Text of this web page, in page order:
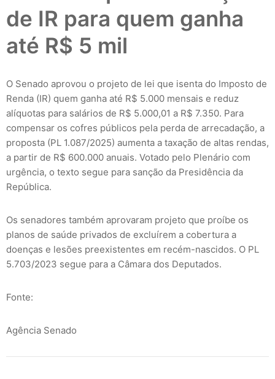
de IR para quem ganha
até R$ 5 mil
O Senado aprovou o projeto de lei que isenta do Imposto de
Renda (IR) quem ganha até R$ 5.000 mensais e reduz
alíquotas para salários de R$ 5.000,01 a R$ 7.350. Para
compensar os cofres públicos pela perda de arrecadação, a
proposta (PL 1.087/2025) aumenta a taxação de altas rendas,
a partir de R$ 600.000 anuais. Votado pelo Plenário com
urgência, o texto segue para sanção da Presidência da
República.
Os senadores também aprovaram projeto que proíbe os
planos de saúde privados de excluírem a cobertura a
doenças e lesões preexistentes em recém-nascidos. O PL
5.703/2023 segue para a Câmara dos Deputados.
Fonte:
Agência Senado